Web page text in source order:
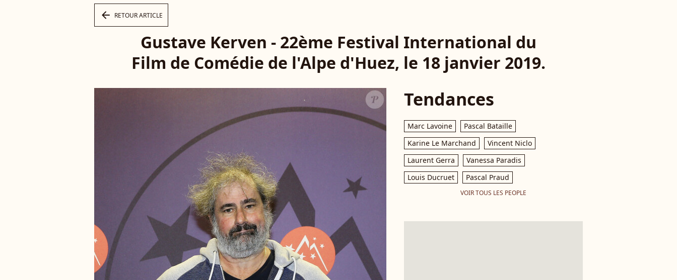
arrow_left RETOUR ARTICLE
Gustave Kerven - 22ème Festival International du
Film de Comédie de l'Alpe d'Huez, le 18 janvier 2019.
Tendances
Marc Lavoine
Pascal Bataille
Karine Le Marchand
Vincent Niclo
Laurent Gerra
Vanessa Paradis
Louis Ducruet
Pascal Praud
VOIR TOUS LES PEOPLE